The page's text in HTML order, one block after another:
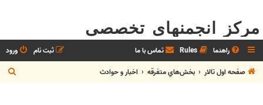
مرکز انجمنهای تخصصی
راهنما Rules تماس با ما ورود
ثبت نام
صفحه اول تالار
بخش‌‌هاي متفرقه اخبار و حوادث
س